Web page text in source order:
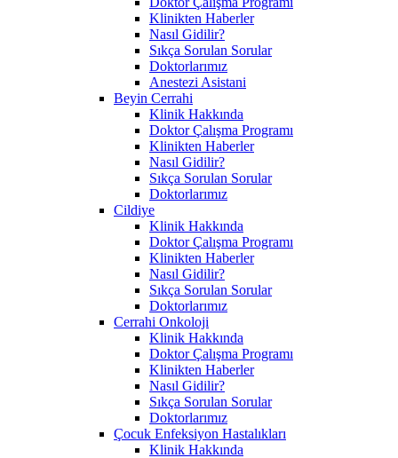
Klinikten Haberler
Nasıl Gidilir?
Sıkça Sorulan Sorular
Doktorlarımız
Anestezi Asistani
Beyin Cerrahi
Klinik Hakkında
Doktor Çalışma Programı
Klinikten Haberler
Nasıl Gidilir?
Sıkça Sorulan Sorular
Doktorlarımız
Cildiye
Klinik Hakkında
Doktor Çalışma Programı
Klinikten Haberler
Nasıl Gidilir?
Sıkça Sorulan Sorular
Doktorlarımız
Cerrahi Onkoloji
Klinik Hakkında
Doktor Çalışma Programı
Klinikten Haberler
Nasıl Gidilir?
Sıkça Sorulan Sorular
Doktorlarımız
Çocuk Enfeksiyon Hastalıkları
Klinik Hakkında